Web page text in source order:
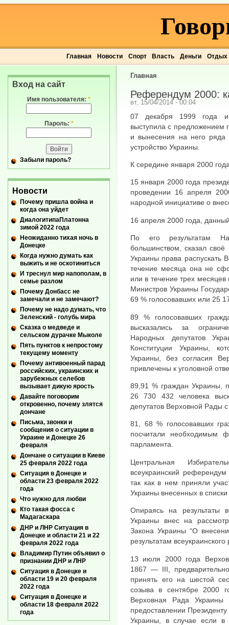
Главная Новости Спорт Власть Деньги Отдых
Главная
Референдум 2000:
вт, 15/04/2014 - 00:04
07 декабря 1999 года
выступила с предложением
и вынесения на него ряда
устройство Украины.
К середине января 2000
15 января 2000 года
проведении 16 апреля
народной инициативе о
16 апреля 2000 года,
По его результатам
большинством, сказал своё
Украины права распускать
течение месяца она не
или в течение трех
Министров Украины
69 % голосовавших или 25
89 % голосовавших
высказались за
Народных депутатов
Конституции Украины,
Украины, без согласия
привлечены к уголовной
89,91 % граждан Украины,
26 730 432 человека
депутатов Верховной Рады
81, 68 % голосовавших
посчитали необходимым
парламента.
Центральная
всеукраинский
так как в нем приняли
Украины внесенных в
Опираясь на результаты
Украины внес на
Закона Украины “О
результатам
13 июля 2000 года
1867 — III,
принять его на шестой
созыва в сентябре 2000
Верховная Рада
предоставлении
Украины, в случае если
Вход на сайт
Имя пользователя: *
Пароль: *
Забыли пароль?
Новости
Почему пришла война и
когда она уйдет
ДиалогитипаПлатонна
зимой 2022 года
Неожиданно тихая ночь в
Донецке
Когда нужно думать как
выжить и не оскотиниться
И треснул мир напополам, в
семье разлом
Почему Донбасс не
замечали и не замечают?
Почему не надо думать, что
Зеленский - голубь мира
Сказка о медведе и
сельском дурачке Мыколе
Пять пунктов к непростому
текущему моменту
Почему антивоенный парад
российских, украинских и
зарубежных селебов
вызывает дикую ярость
Давайте поговорим
откровенно, почему злятся
дончане
Письма, звонки и
сообщения о ситуации в
Украине и Донецке 26
февраля
Дончане о ситуации в Киеве
25 февраля 2022 года
Ситуация в Донецке и
области 23 февраля 2022
года
Что нужно для любви
Кто такая фосса с
Мадагаскара
ДНР и ЛНР Ситуация в
Донецке и области 21 и 22
февраля 2022 года
Владимир Путин объявил о
признании ДНР и ЛНР
Ситуация в Донецке и
области 19 и 20 февраля
2022 года
Ситуация в Донецке и
области 18 февраля 2022
года